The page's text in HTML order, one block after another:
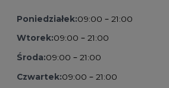
Poniedziałek:09:00 – 21:00
Wtorek:09:00 – 21:00
Środa:09:00 – 21:00
Czwartek:09:00 – 21:00